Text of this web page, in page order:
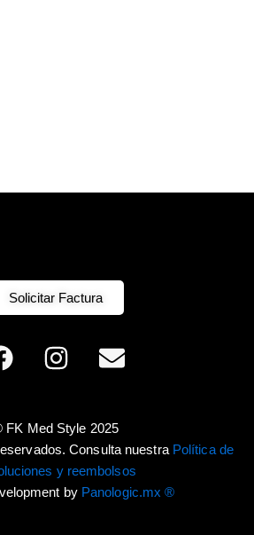
Solicitar Factura
o
I
n
t
a
g
r
E
n
e
l
o
p
FK Med Style 2025
Consulta nuestra Política de
y reembolsos
by Panologic.mx ®